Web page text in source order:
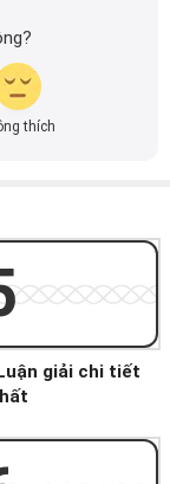
thích
giải chi tiết